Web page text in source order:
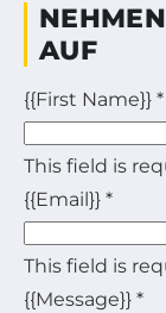
AUF
{{First Name}} *
This field is
{{Email}} *
This field is
{{Message}} *